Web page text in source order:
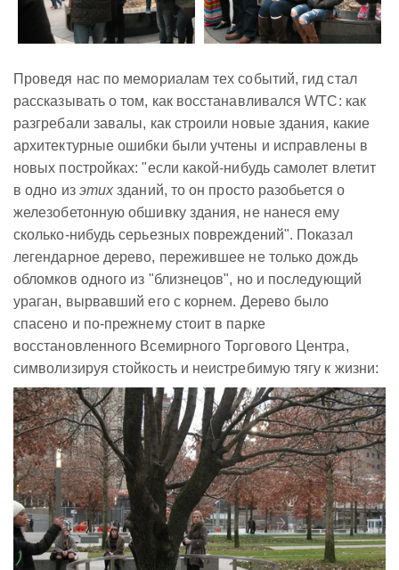
Проведя нас по мемориалам тех событий, гид стал
рассказывать о том, как восстанавливался WTC: как
разгребали завалы, как строили новые здания, какие
архитектурные ошибки были учтены и исправлены в
новых постройках: "если какой-нибудь самолет влетит
в одно из этих зданий, то он просто разобьется о
железобетонную обшивку здания, не нанеся ему
сколько-нибудь серьезных повреждений". Показал
легендарное дерево, пережившее не только дождь
обломков одного из "близнецов", но и последующий
ураган, вырвавший его с корнем. Дерево было
спасено и по-прежнему стоит в парке
восстановленного Всемирного Торгового Центра,
символизируя стойкость и неистребимую тягу к жизни: